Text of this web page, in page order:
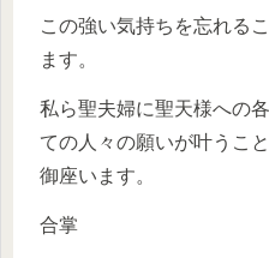
この強い気持ちを忘れる
ます。
私ら聖夫婦に聖天様への
ての人々の願いが叶うこ
御座います。
合掌